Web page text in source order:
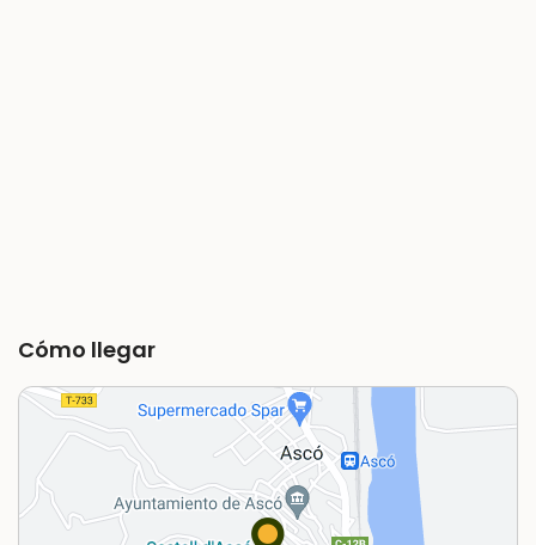
Cómo llegar